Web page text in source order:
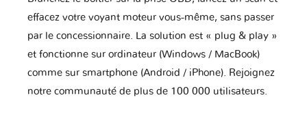
effacez votre voyant moteur vous-même, sans passer
par le concessionnaire. La solution est « plug & play »
et fonctionne sur ordinateur (Windows / MacBook)
comme sur smartphone (Android / iPhone). Rejoignez
notre communauté de plus de 100 000 utilisateurs.